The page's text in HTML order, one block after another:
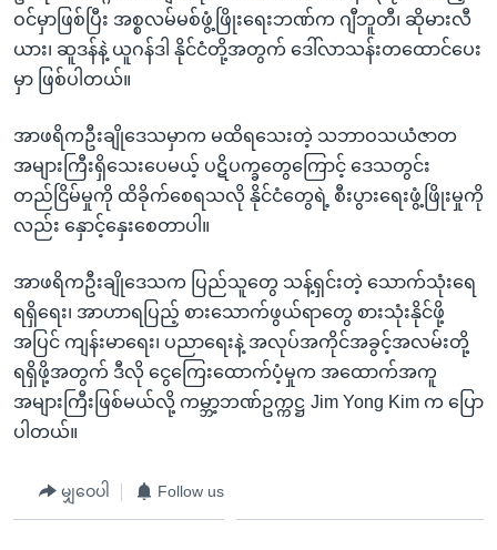
ဝင်မှာဖြစ်ပြီး အစ္စလမ်မစ်ဖွံ့ဖြိုးရေးဘဏ်က ဂျီဘူတီ၊ ဆိုမားလီ
ယား၊ ဆူဒန်နဲ့ ယူဂန်ဒါ နိုင်ငံတို့အတွက် ဒေါ်လာသန်းတထောင်ပေး
မှာ ဖြစ်ပါတယ်။
အာဖရိကဦးချိုဒေသမှာက မထိရသေးတဲ့ သဘာဝသယံဇာတ
အများကြီးရှိသေးပေမယ့် ပဋိပက္ခတွေကြောင့် ဒေသတွင်း
တည်ငြိမ်မှုကို ထိခိုက်စေရသလို နိုင်ငံတွေရဲ့ စီးပွားရေးဖွံ့ဖြိုးမှုကို
လည်း နှောင့်နှေးစေတာပါ။
အာဖရိကဦးချိုဒေသက ပြည်သူတွေ သန့်ရှင်းတဲ့ သောက်သုံးရေ
ရရှိရေး၊ အာဟာရပြည့် စားသောက်ဖွယ်ရာတွေ စားသုံးနိုင်ဖို့
အပြင် ကျန်းမာရေး၊ ပညာရေးနဲ့ အလုပ်အကိုင်အခွင့်အလမ်းတို့
ရရှိဖို့အတွက် ဒီလို ငွေကြေးထောက်ပံ့မှုက အထောက်အကူ
အများကြီးဖြစ်မယ်လို့ ကမ္ဘာ့ဘဏ်ဥက္ကဋ္ဌ Jim Yong Kim က ပြော
ပါတယ်။
မျှဝေပါ Follow us